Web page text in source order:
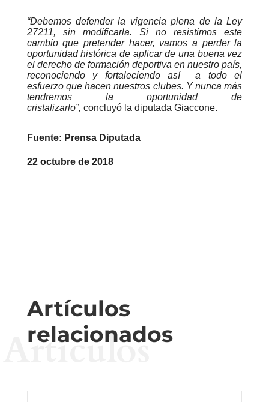
“Debemos defender la vigencia plena de la Ley
27211, sin modificarla. Si no resistimos este
cambio que pretender hacer, vamos a perder la
oportunidad histórica de aplicar de una buena vez
el derecho de formación deportiva en nuestro país,
reconociendo y fortaleciendo así a todo el
esfuerzo que hacen nuestros clubes. Y nunca más
tendremos la oportunidad de
cristalizarlo”, concluyó la diputada Giaccone.
Fuente: Prensa Diputada
22 octubre de 2018
Artículos
relacionados
Artículos